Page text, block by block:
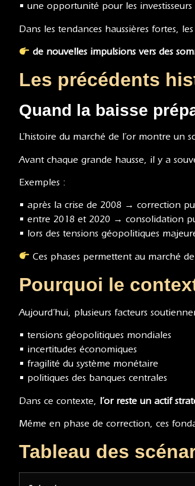
• une opportunité pour les
Dans les tendances haussières fortes,
de nouvelles impulsions vers des
Les précédents
Quand la baisse
L’histoire du marché de l’or montre un
Avant chaque grande hausse, il y a
Exemples :
• après la crise de 2008 → correction
• entre 2018 et 2020 → consolidation
• lors des tensions géopolitiques
Ces phases permettent au marché de
Pourquoi le
Aujourd’hui, plusieurs facteurs
• tensions géopolitiques mondiales
• incertitudes économiques
• fragilité du système monétaire
• politiques des banques centrales
Dans ce contexte, l’or reste un actif
Même en phase de correction, ces
Tableau des